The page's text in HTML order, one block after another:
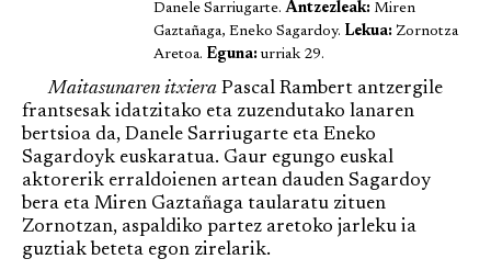
Danele Sarriugarte. Antzezleak: Miren
Gaztañaga, Eneko Sagardoy. Lekua: Zornotza
Aretoa. Eguna:urriak 29.
Maitasunaren itxiera Pascal Rambert antzergile
frantsesak idatzitako eta zuzendutako lanaren
bertsioa da, Danele Sarriugarte eta Eneko
Sagardoyk euskaratua. Gaur egungo euskal
aktorerik erraldoienen artean dauden Sagardoy
bera eta Miren Gaztañaga taularatu zituen
Zornotzan, aspaldiko partez aretoko jarleku ia
guztiak beteta egon zirelarik.